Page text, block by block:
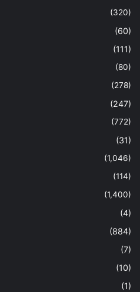
(320)
(60)
(111)
(80)
(278)
(247)
(772)
(31)
(1,046)
(114)
(1,400)
(4)
(884)
(7)
(10)
(1)